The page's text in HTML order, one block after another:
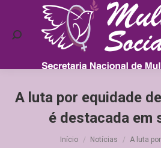
Search:
A luta por equidade
é destacada em
Você está aqui:
Início Notícias A luta